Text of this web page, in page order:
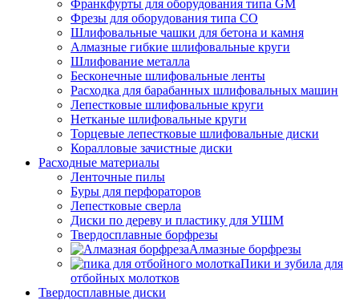
Франкфурты для оборудования типа GM
Фрезы для оборудования типа СО
Шлифовальные чашки для бетона и камня
Алмазные гибкие шлифовальные круги
Шлифование металла
Бесконечные шлифовальные ленты
Расходка для барабанных шлифовальных машин
Лепестковые шлифовальные круги
Нетканые шлифовальные круги
Торцевые лепестковые шлифовальные диски
Коралловые зачистные диски
Расходные материалы
Ленточные пилы
Буры для перфораторов
Лепестковые сверла
Диски по дереву и пластику для УШМ
Твердосплавные борфрезы
Алмазные борфрезы
Пики и зубила для
отбойных молотков
Твердосплавные диски